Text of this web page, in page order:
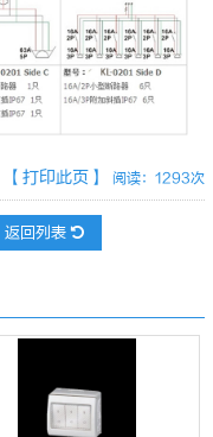
【打印此页】 阅读：1293次
返回列表